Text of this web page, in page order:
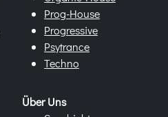
Prog-House
Progressive
Psytrance
Techno
Über Uns